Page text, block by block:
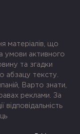
матеріалів, що
умови активного
та згадки
тексту.
Варто знати,
реклами. За
відповідальність